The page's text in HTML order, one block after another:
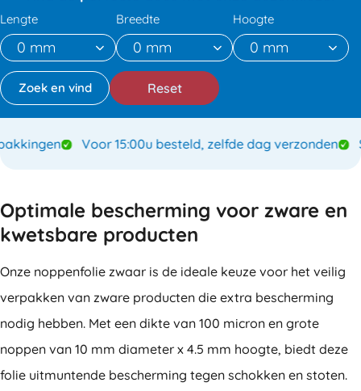
Lengte Breedte Hoogte
Reset
Voor 15:00u besteld, zelfde dag verzonden
Optimale bescherming voor zware en
kwetsbare producten
Onze noppenfolie zwaar is de ideale keuze voor het veilig
verpakken van zware producten die extra bescherming
nodig hebben. Met een dikte van 100 micron en grote
noppen van 10 mm diameter x 4.5 mm hoogte, biedt deze
folie uitmuntende bescherming tegen schokken en stoten.